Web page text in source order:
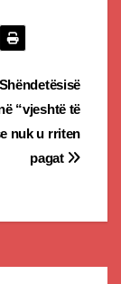
“vjeshtë të
nuk u rriten
pagat